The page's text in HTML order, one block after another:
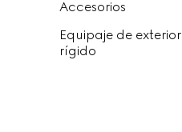
Accesorios
Equipaje de exterior
rígido